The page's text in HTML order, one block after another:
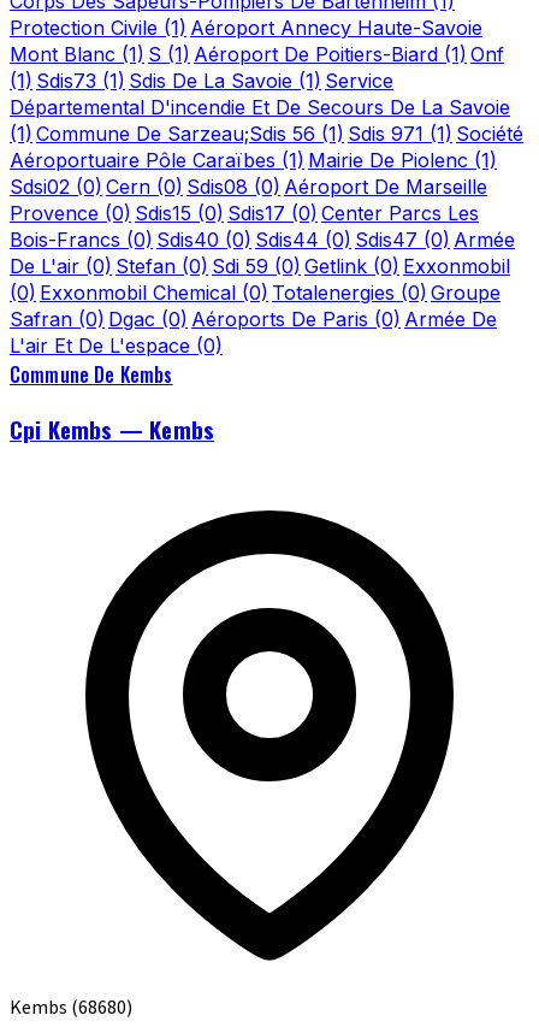
Protection Civile (1) Aéroport Annecy Haute-Savoie
Mont Blanc (1) S (1) Aéroport De Poitiers-Biard (1) Onf
(1) Sdis73 (1) Sdis De La Savoie (1) Service
Départemental D'incendie Et De Secours De La Savoie
(1) Commune De Sarzeau;Sdis 56 (1) Sdis 971 (1) Société
Aéroportuaire Pôle Caraïbes (1) Mairie De Piolenc (1)
Sdsi02 (0) Cern (0) Sdis08 (0) Aéroport De Marseille
Provence (0) Sdis15 (0) Sdis17 (0) Center Parcs Les
Bois-Francs (0) Sdis40 (0) Sdis44 (0) Sdis47 (0) Armée
De L'air (0) Stefan (0) Sdi 59 (0) Getlink (0) Exxonmobil
(0) Exxonmobil Chemical (0) Totalenergies (0) Groupe
Safran (0) Dgac (0) Aéroports De Paris (0) Armée De
L'air Et De L'espace (0)
Commune De Kembs
Cpi Kembs — Kembs
Kembs (68680)